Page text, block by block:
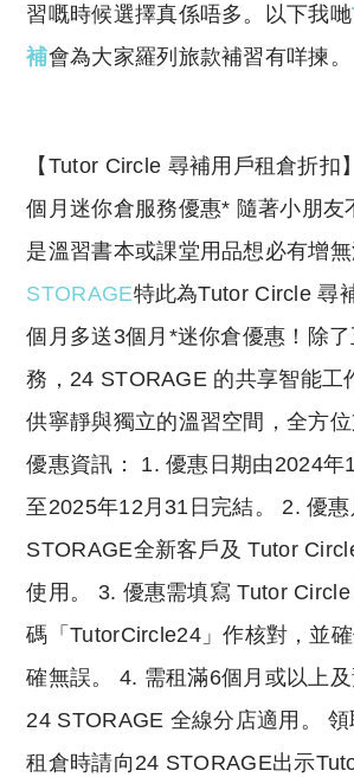
習嘅時候選擇真係唔多。以下我哋
補會為大家羅列旅款補習有咩揀。
【Tutor Circle 尋補用戶租倉折扣
個月迷你倉服務優惠* 隨著小朋友
是溫習書本或課堂用品想必有增無
STORAGE特此為Tutor Circle 尋
個月多送3個月*迷你倉優惠！除
務，24 STORAGE 的共享智能工
供寧靜與獨立的溫習空間，全方位
優惠資訊： 1. 優惠日期由2024年
至2025年12月31日完結。 2. 優
STORAGE全新客戶及 Tutor
使用。 3. 優惠需填寫 Tutor
碼「TutorCircle24」作核對，並
確無誤。 4. 需租滿6個月或以上
24 STORAGE 全線分店適用。 領
租倉時請向24 STORAGE出示